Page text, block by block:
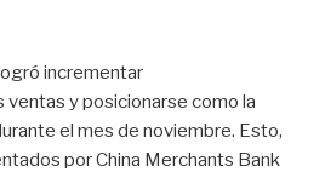
incrementar
y posicionarse como la
el mes de noviembre. Esto,
por China Merchants Bank